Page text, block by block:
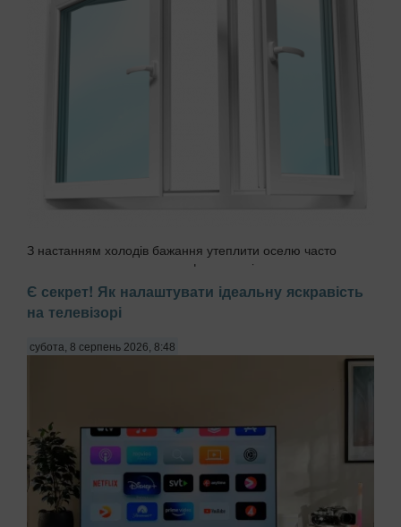
З настанням холодів бажання утеплити оселю часто
призводить до зворотного ефекту — під пластиковими
підвіконнями починає розвиватися чорна пліснява
(Aspergillus niger). Причиною стає порушення
герметичності монтажного шва та виникнення «містків
холоду»...
Є секрет! Як налаштувати ідеальну яскравість
на телевізорі
субота, 8 серпень 2026, 8:48